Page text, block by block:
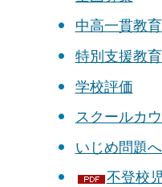
中高一貫教育
特別支援教育
学校評価
スクールカ
いじめ問題
不登校